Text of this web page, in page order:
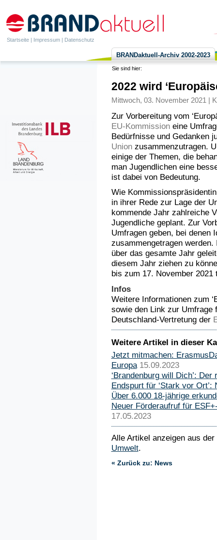
Startseite | Impressum | Datenschutz
BRANDaktuell-Archiv 2002-2023
Sie sind hier:
2022 wird
Mittwoch, 03. November 2021 |
Zur Vorbereitung vom
EU-Kommissioneine
Bedürfnisse und Gedanken
Unionzusammenzutragen.
einige der Themen, die
man Jugendlichen eine
ist dabei von Bedeutung.
Wie
in ihrer Rede zur Lage der
kommende Jahr zahlreiche
Jugendliche geplant. Zur
Umfragen geben, bei denen
zusammengetragen
über das gesamte Jahr
diesem Jahr ziehen zu
bis zum 17. November 2021
Infos
Weitere Informationen zum
sowie den Link zur Umfrage
Deutschland-Vertretung der
Weitere Artikel in dieser
Jetzt mitmachen:
Europa 15.09.2023
‘Brandenburg will Dich’:
Endspurt für ‘Stark vor
Über 6.000 18-jährige
Neuer Förderaufruf für
17.05.2023
Alle Artikel anzeigen aus
Umwelt.
« Zurück zu: News